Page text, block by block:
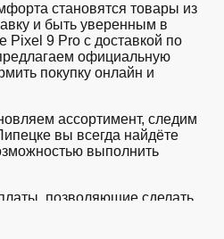
становятся товары из
и быть уверенным в
Pixel 9 Pro с доставкой по
официальную
покупку онлайн и
ассортимент, следим
вы всегда найдёте
выполнить
позволяющие сделать
— купить Google Pixel 9 Pro